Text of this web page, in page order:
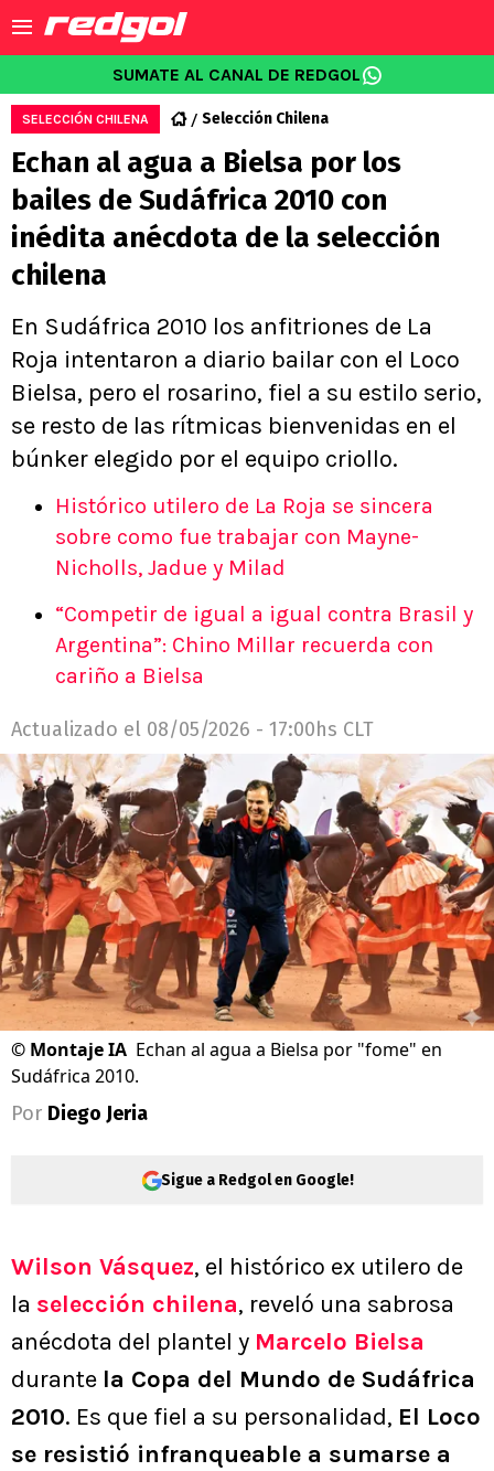
SUMATE AL CANAL DE REDGOL
SELECCIÓN CHILENA Selección Chilena
Echan al agua a Bielsa por los
bailes de Sudáfrica 2010 con
inédita anécdota de la selección
chilena
En Sudáfrica 2010 los anfitriones de La
Roja intentaron a diario bailar con el Loco
Bielsa, pero el rosarino, fiel a su estilo serio,
se resto de las rítmicas bienvenidas en el
búnker elegido por el equipo criollo.
Histórico utilero de La Roja se sincera
sobre como fue trabajar con Mayne-
Nicholls, Jadue y Milad
“Competir de igual a igual contra Brasil y
Argentina”: Chino Millar recuerda con
cariño a Bielsa
Actualizado el 08/05/2026 - 17:00hs CLT
© Montaje IA Echan al agua a Bielsa por "fome" en
Sudáfrica 2010.
Por Diego Jeria
Sigue a Redgol en Google!
Wilson Vásquez, el histórico ex utilero de
la selección chilena, reveló una sabrosa
anécdota del plantel y Marcelo Bielsa
durante la Copa del Mundo de Sudáfrica
2010. Es que fiel a su personalidad, El Loco
se resistió infranqueable a sumarse a